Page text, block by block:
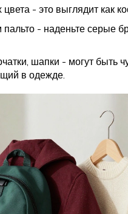
- это выглядит как
- наденьте серые
шапки - могут быть
в одежде.